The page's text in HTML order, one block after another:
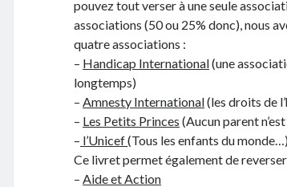
pouvez tout verser à une seule
associations (50 ou 25% donc), nous
quatre associations :
– Handicap International(une
longtemps)
–Amnesty International(les droits de
– Les Petits Princes (Aucun parent
– l’Unicef(Tous les enfants du
Ce livret permet également de
–Aide et Action